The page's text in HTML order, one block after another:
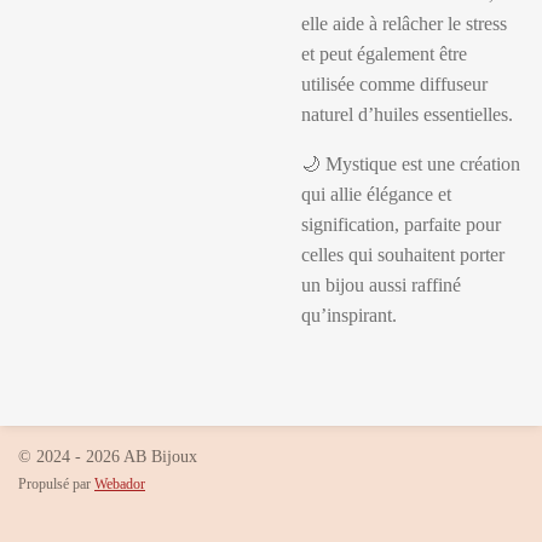
elle aide à relâcher le stress
et peut également être
utilisée comme diffuseur
naturel d’huiles essentielles.
🌙 Mystique est une création
qui allie élégance et
signification, parfaite pour
celles qui souhaitent porter
un bijou aussi raffiné
qu’inspirant.
© 2024 - 2026 AB Bijoux
Propulsé par Webador